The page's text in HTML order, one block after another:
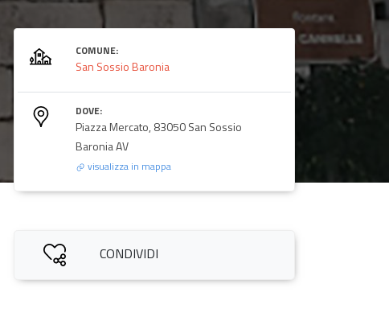
COMUNE:
San Sossio Baronia
DOVE:
Piazza Mercato, 83050 San Sossio
Baronia AV
visualizza in mappa
CONDIVIDI